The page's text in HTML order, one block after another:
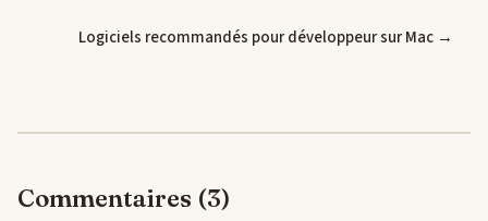
Logiciels recommandés pour développeur sur Mac →
Commentaires (3)